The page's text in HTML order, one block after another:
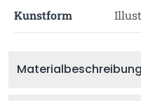
Kunstform
Materialbeschreibung